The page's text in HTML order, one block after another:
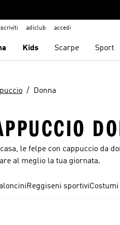
iscriviti adiclub accedi
Kids Scarpe Sport
Donna
le felpe con cappuccio da
al meglio la tua giornata.
Reggiseni sportivi